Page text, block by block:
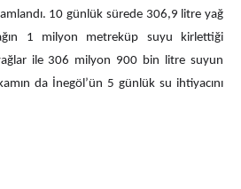
10 günlük sürede 306,9 litre yağ
1 milyon metreküp suyu kirlettiği
ile 306 milyon 900 bin litre suyun
da İnegöl’ün 5 günlük su ihtiyacını